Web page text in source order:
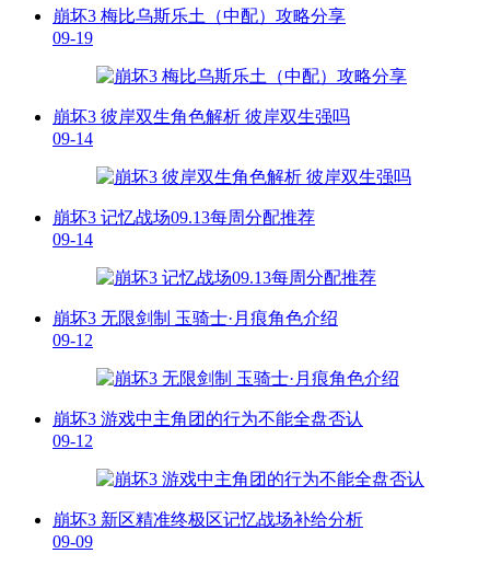
崩坏3 梅比乌斯乐土（中配）攻略分享
09-19
崩坏3 彼岸双生角色解析 彼岸双生强吗
09-14
崩坏3 记忆战场09.13每周分配推荐
09-14
崩坏3 无限剑制 玉骑士·月痕角色介绍
09-12
崩坏3 游戏中主角团的行为不能全盘否认
09-12
崩坏3 新区精准终极区记忆战场补给分析
09-09